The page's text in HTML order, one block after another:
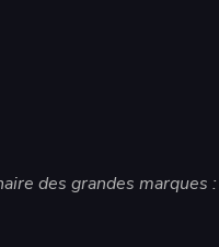
des grandes